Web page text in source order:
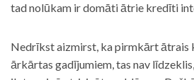
tad nolūkam ir domāti ātrie kredīti
Nedrīkst aizmirst, ka pirmkārt ātrais
ārkārtas gadījumiem, tas nav